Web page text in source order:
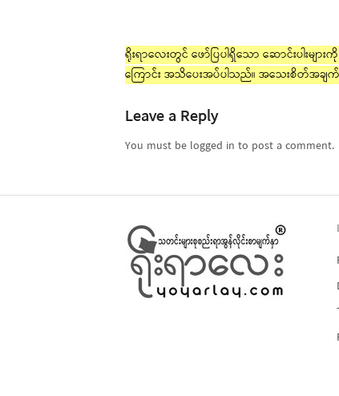
ရိုးရာလေးတွင် ဖော်ပြပါရှိသော ဆောင်းပါးမျ
ကြောင်း အသိပေးအပ်ပါသည်။ အသေးစိတ်အခ
Leave a Reply
You must be logged in to post a comment.